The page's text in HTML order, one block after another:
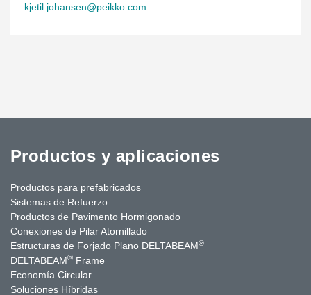
kjetil.johansen@peikko.com
Productos y aplicaciones
Productos para prefabricados
Sistemas de Refuerzo
Productos de Pavimento Hormigonado
Conexiones de Pilar Atornillado
Estructuras de Forjado Plano DELTABEAM®
DELTABEAM® Frame
Economía Circular
Soluciones Híbridas